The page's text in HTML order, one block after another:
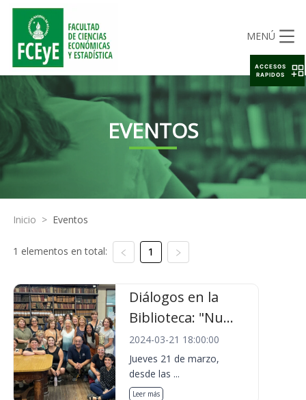
MENÚ
EVENTOS
Inicio > Eventos
1 elementos en total: 1
Diálogos en la
Biblioteca: "Nu...
2024-03-21 18:00:00
Jueves 21 de marzo,
desde las ...
Leer más
ACCESOS
RAPIDOS